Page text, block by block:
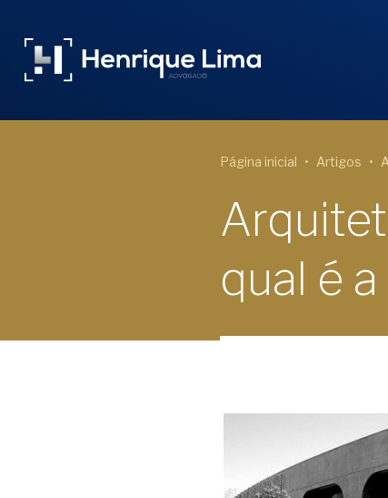
Página inicial Artigos
qual é